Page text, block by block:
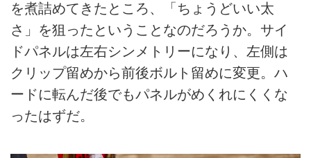
を煮詰めてきたところ、「ちょうどいい太
さ」を狙ったということなのだろうか。サイ
ドパネルは左右シンメトリーになり、左側は
クリップ留めから前後ボルト留めに変更。ハ
ードに転んだ後でもパネルがめくれにくくな
ったはずだ。